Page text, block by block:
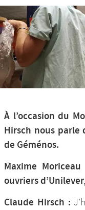
À l’occasion du
Hirsch nous parle
de Géménos.
Maxime
ouvriers
Claude Hirsch :